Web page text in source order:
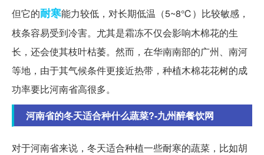
但它的耐寒能力较低，对长期低温（5~8℃）比较敏感，
枝条容易受到冷害。尤其是霜冻不仅会影响木棉花的生
长，还会使其枝叶枯萎。然而，在华南南部的广州、南河
等地，由于其气候条件更接近热带，种植木棉花花树的成
功率要比河南省高很多。
河南省的冬天适合种什么蔬菜?-九州醉餐饮网
对于河南省来说，冬天适合种植一些耐寒的蔬菜，比如胡